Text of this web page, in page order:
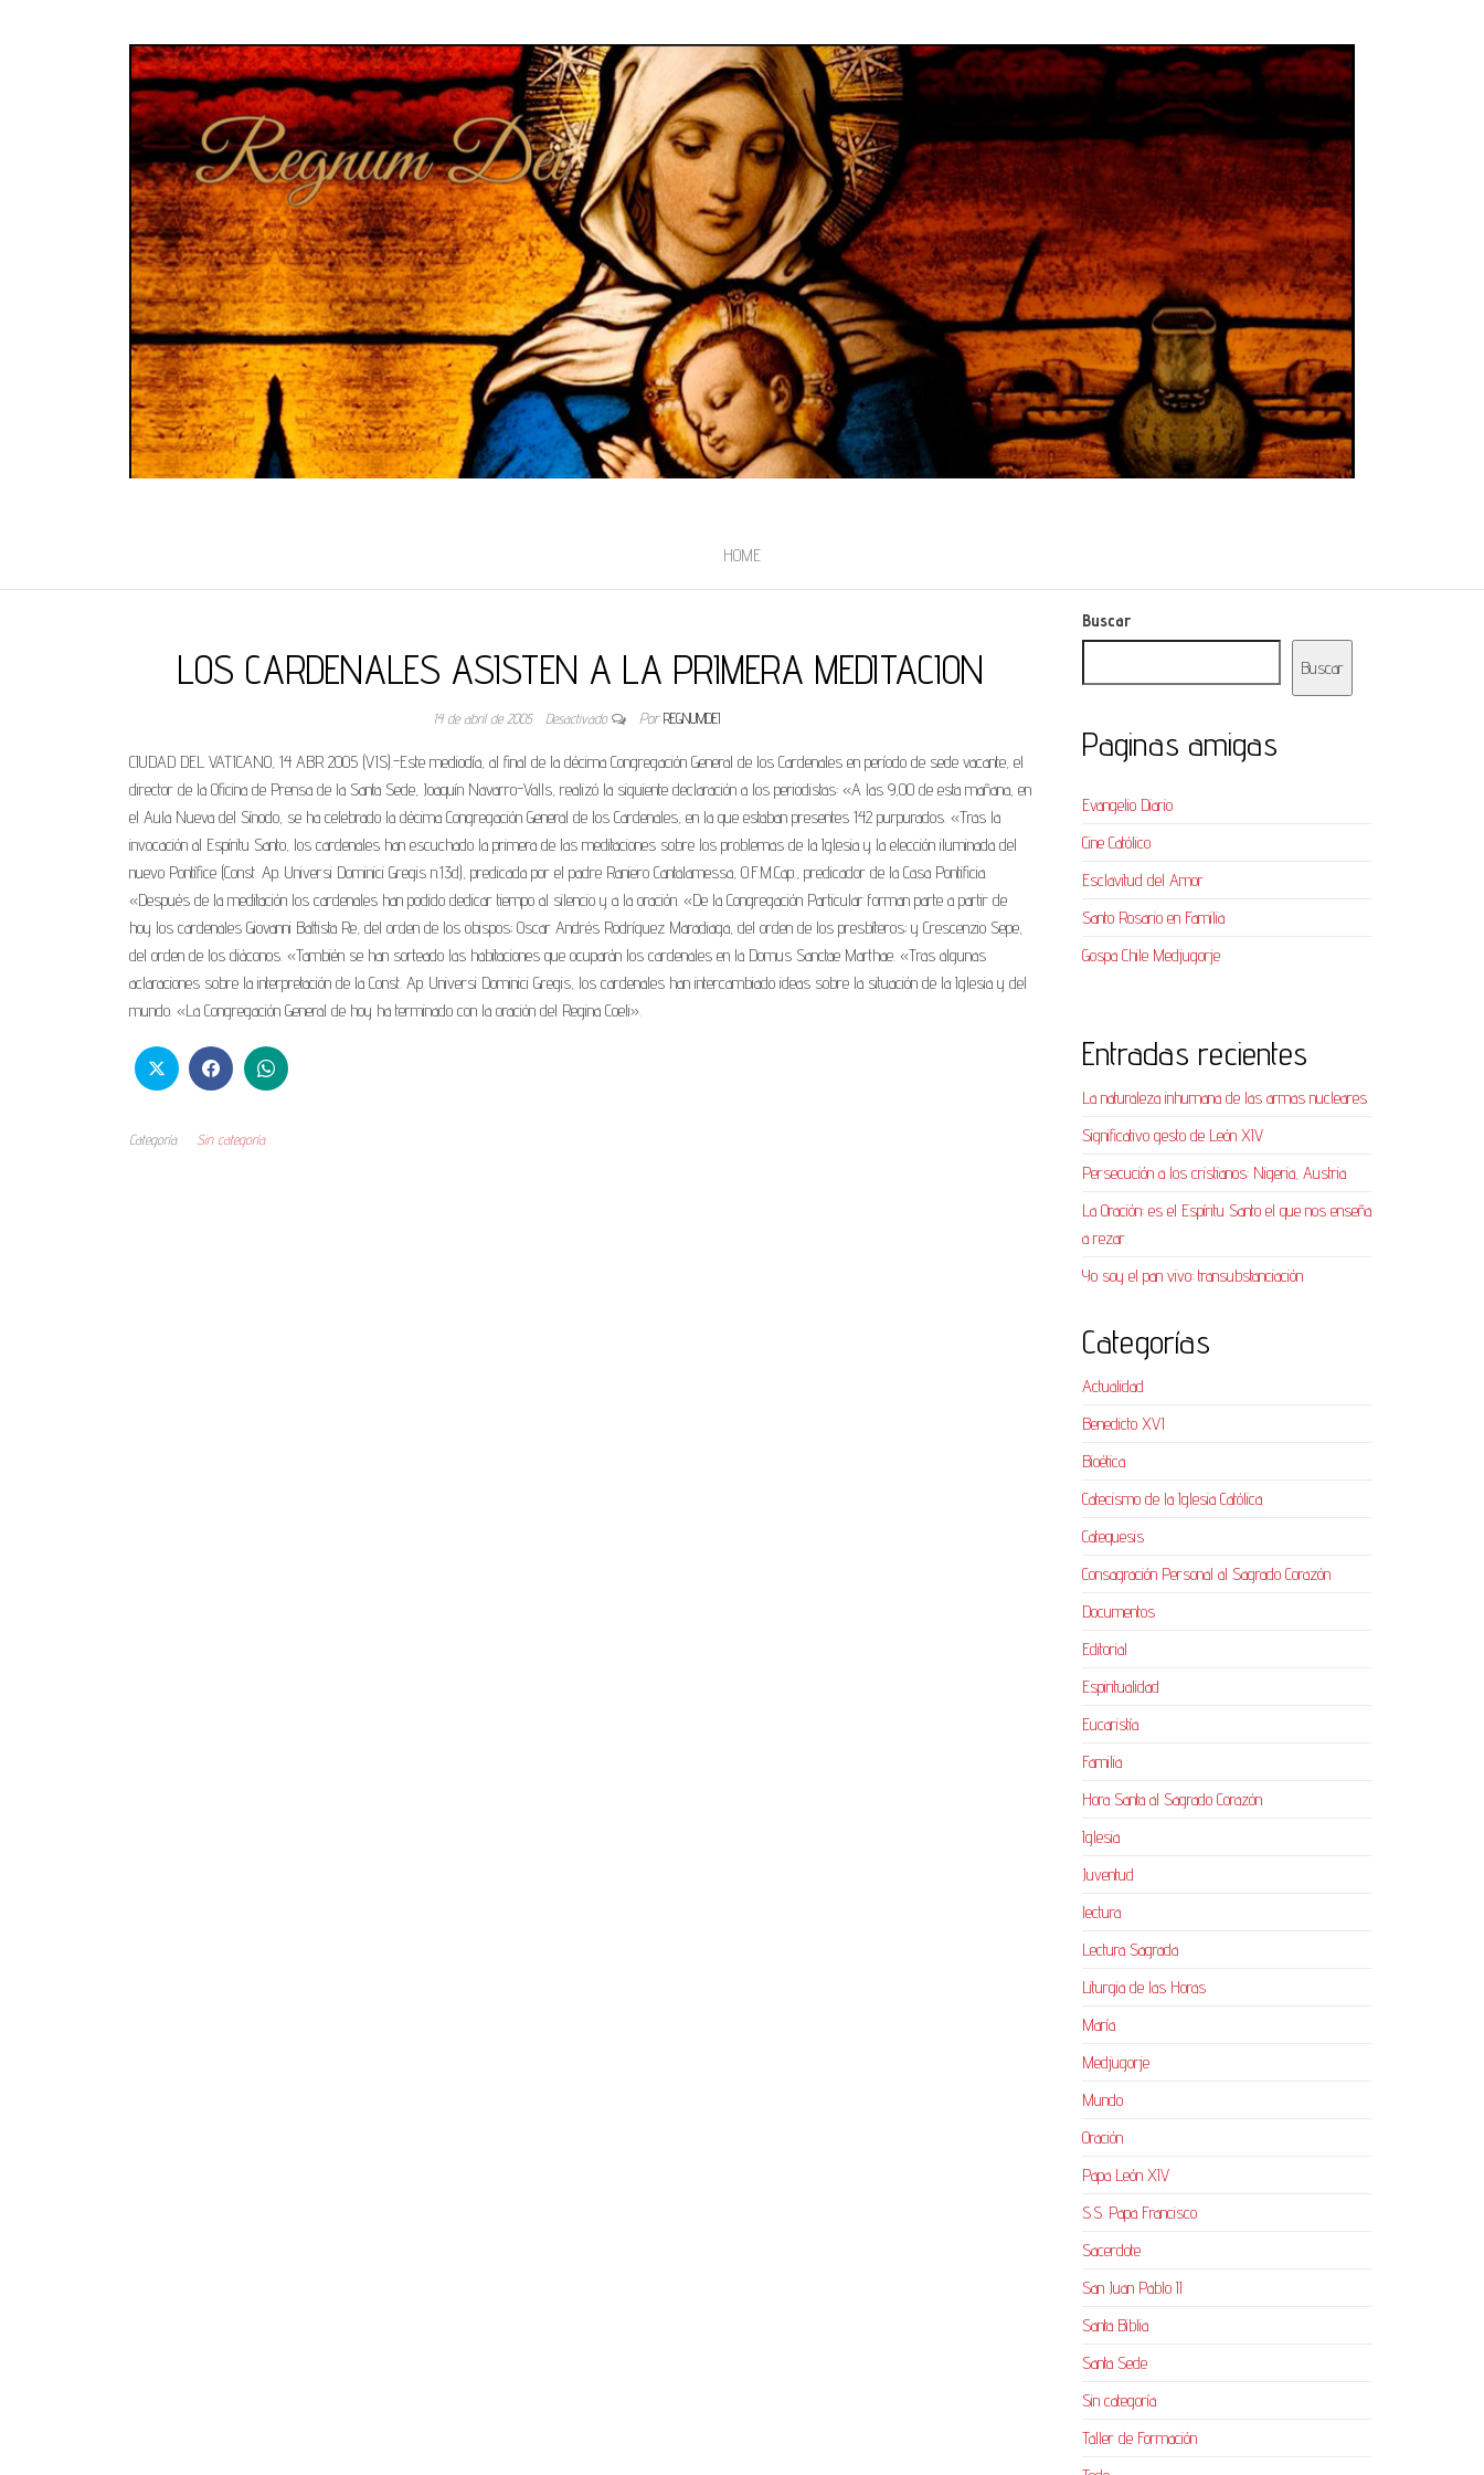
HOME
LOS CARDENALES ASISTEN A LA PRIMERA MEDITACION
14 de abril de 2005 Desactivado Por REGNUMDEI
CIUDAD DEL VATICANO, 14 ABR 2005 (VIS).-Este mediodía, al final de la décima Congregación General de los Cardenales en período de sede vacante, el
director de la Oficina de Prensa de la Santa Sede, Joaquín Navarro-Valls, realizó la siguiente declaración a los periodistas: «A las 9,00 de esta mañana, en
el Aula Nueva del Sínodo, se ha celebrado la décima Congregación General de los Cardenales, en la que estaban presentes 142 purpurados. «Tras la
invocación al Espíritu Santo, los cardenales han escuchado la primera de las meditaciones sobre los problemas de la Iglesia y la elección iluminada del
nuevo Pontífice (Const. Ap. Universi Dominici Gregis n.13d), predicada por el padre Raniero Cantalamessa, O.F.M.Cap., predicador de la Casa Pontificia.
«Después de la meditación los cardenales han podido dedicar tiempo al silencio y a la oración. «De la Congregación Particular forman parte a partir de
hoy los cardenales Giovanni Battista Re, del orden de los obispos; Oscar Andrés Rodríguez Maradiaga, del orden de los presbíteros; y Crescenzio Sepe,
del orden de los diáconos. «También se han sorteado las habitaciones que ocuparán los cardenales en la Domus Sanctae Marthae. «Tras algunas
aclaraciones sobre la interpretación de la Const. Ap. Universi Dominici Gregis, los cardenales han intercambiado ideas sobre la situación de la Iglesia y del
mundo. «La Congregación General de hoy ha terminado con la oración del Regina Coeli».
Categoría Sin categoría
Buscar
Buscar
Paginas amigas
Evangelio Diario
Cine Católico
Esclavitud del Amor
Santo Rosario en Familia
Gospa Chile Medjugorje
Entradas recientes
La naturaleza inhumana de las armas nucleares
Significativo gesto de León XIV
Persecución a los cristianos: Nigeria, Austria
La Oración: es el Espíritu Santo el que nos enseña
a rezar.
Yo soy el pan vivo: transubstanciación
Categorías
Actualidad
Benedicto XVI
Bioética
Catecismo de la Iglesia Católica
Catequesis
Consagración Personal al Sagrado Corazón
Documentos
Editorial
Espiritualidad
Eucaristía
Familia
Hora Santa al Sagrado Corazón
Iglesia
Juventud
lectura
Lectura Sagrada
Liturgia de las Horas
María
Medjugorje
Mundo
Oración
Papa León XIV
S.S. Papa Francisco
Sacerdote
San Juan Pablo II
Santa Biblia
Santa Sede
Sin categoría
Taller de Formación